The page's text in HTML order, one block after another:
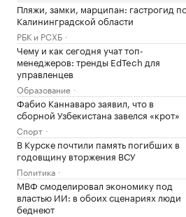
Пляжи, замки, марципан: гастрогид
Калининградской области
РБК и РСХБ
Чему и как сегодня учат топ-
менеджеров: тренды EdTech для
управленцев
Образование
Фабио Каннаваро заявил, что в
сборной Узбекистана завелся «крот»
Спорт
В Курске почтили память погибших в
годовщину вторжения ВСУ
Политика
МВФ смоделировал экономику под
властью ИИ: в обоих сценариях люди
беднеют